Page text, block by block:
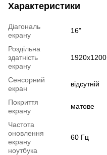
Характеристики
Діагональ
екрану
16"
Роздільна
здатність
екрану
1920x1200
Сенсорний
екран
відсутній
Покриття
екрану
матове
Частота
оновлення
екрану
ноутбука
60 Гц